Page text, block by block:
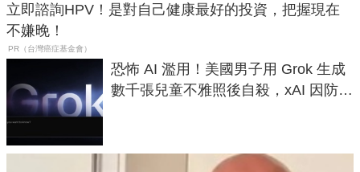
立即諮詢HPV！是對自己健康最好的投資，把握現在
不嫌晚！
PR（台灣癌症基金會）
恐怖 AI 濫用！美國男子用 Grok 生成
數千張兒童不雅照後自殺，xAI 因防護